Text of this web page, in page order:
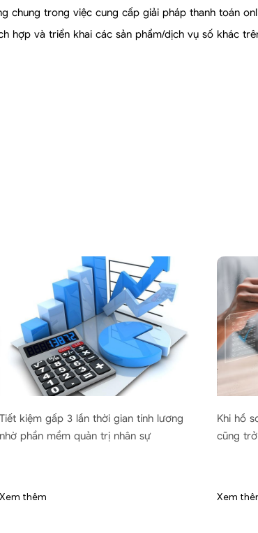
chung trong việc cung cấp giải pháp thanh toán
hợp và triển khai các sản phẩm/dịch vụ số khác
kiệm gấp 3 lần thời gian tính lương
phần mềm quản trị nhân sự
thêm
Khi hồ
cũng trở
Xem thêm